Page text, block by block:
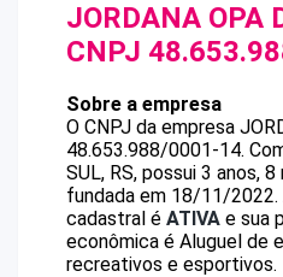
JORDANA OPA
CNPJ
Sobre a empresa
O CNPJ da empresa
48.653.988/0001-14.
SUL, RS, possui 3 anos,
fundada em 18/11/2022.
cadastral é ATIVA e sua
econômica é Aluguel de
recreativos e esportivos.